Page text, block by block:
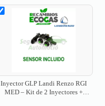
Inyector GLP Landi Renzo RGI
MED – Kit de 2 Inyectores +